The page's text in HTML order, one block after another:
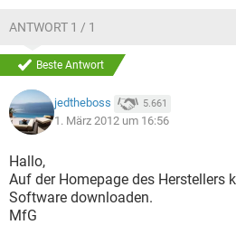
ANTWORT 1 / 1
Beste Antwort
jedtheboss 5.661
1. März 2012 um 16:56
Hallo,
Auf der Homepage des Herstellers
Software downloaden.
MfG